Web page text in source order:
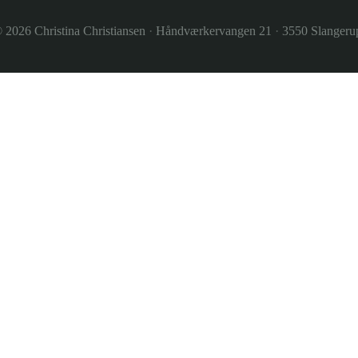
2026 Christina Christiansen · Håndværkervangen 21 · 3550